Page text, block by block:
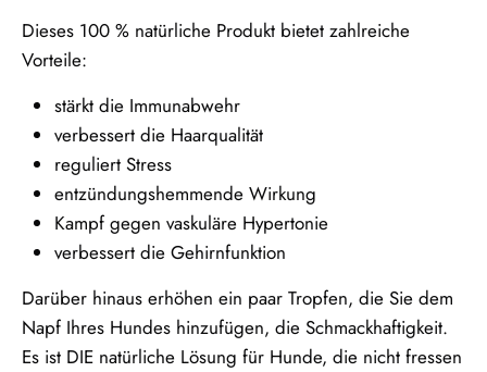
Dieses 100 % natürliche Produkt bietet zahlreiche
Vorteile:
stärkt die Immunabwehr
verbessert die Haarqualität
reguliert Stress
entzündungshemmende Wirkung
Kampf gegen vaskuläre Hypertonie
verbessert die Gehirnfunktion
Darüber hinaus erhöhen ein paar Tropfen, die Sie dem
Napf Ihres Hundes hinzufügen, die Schmackhaftigkeit.
Es ist DIE natürliche Lösung für Hunde, die nicht fressen